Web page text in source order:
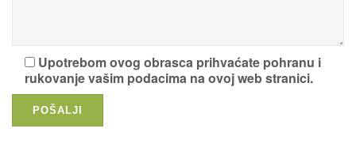
Upotrebom ovog obrasca prihvaćate pohranu i
rukovanje vašim podacima na ovoj web stranici.